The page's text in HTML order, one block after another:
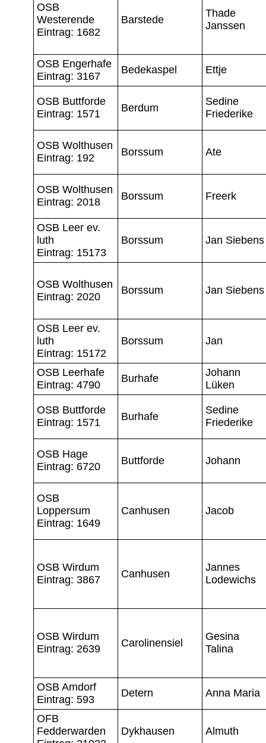
OSB
Westerende
Eintrag: 1682
Barstede
Thade
Janssen
OSB Engerhafe
Eintrag: 3167
Bedekaspel Ettje
OSB Buttforde
Eintrag: 1571
Berdum
Sedine
Friederike
OSB Wolthusen
Eintrag: 192
Borssum Ate
OSB Wolthusen
Eintrag: 2018
Borssum Freerk
OSB Leer ev.
luth
Eintrag: 15173
Borssum Jan Siebens
OSB Wolthusen
Eintrag: 2020
Borssum Jan Siebens
OSB Leer ev.
luth
Eintrag: 15172
Borssum Jan
OSB Leerhafe
Eintrag: 4790
Burhafe
Johann
Lüken
OSB Buttforde
Eintrag: 1571
Burhafe
Sedine
Friederike
OSB Hage
Eintrag: 6720
Buttforde Johann
OSB
Loppersum
Eintrag: 1649
Canhusen Jacob
OSB Wirdum
Eintrag: 3867
Canhusen
Jannes
Lodewichs
OSB Wirdum
Eintrag: 2639
Carolinensiel
Gesina
Talina
OSB Amdorf
Eintrag: 593
Detern Anna Maria
OFB
Fedderwarden
Dykhausen Almuth